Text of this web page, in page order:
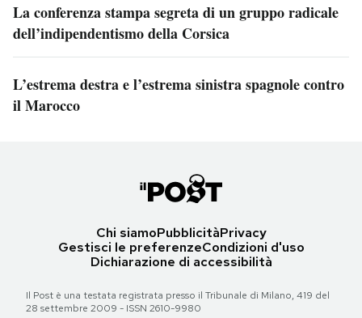
La conferenza stampa segreta di un gruppo radicale
dell’indipendentismo della Corsica
L’estrema destra e l’estrema sinistra spagnole contro
il Marocco
Chi siamoPubblicitàPrivacy
Gestisci le preferenzeCondizioni d'uso
Dichiarazione di accessibilità
Il Post è una testata registrata presso il Tribunale di Milano, 419 del
28 settembre 2009 - ISSN 2610-9980